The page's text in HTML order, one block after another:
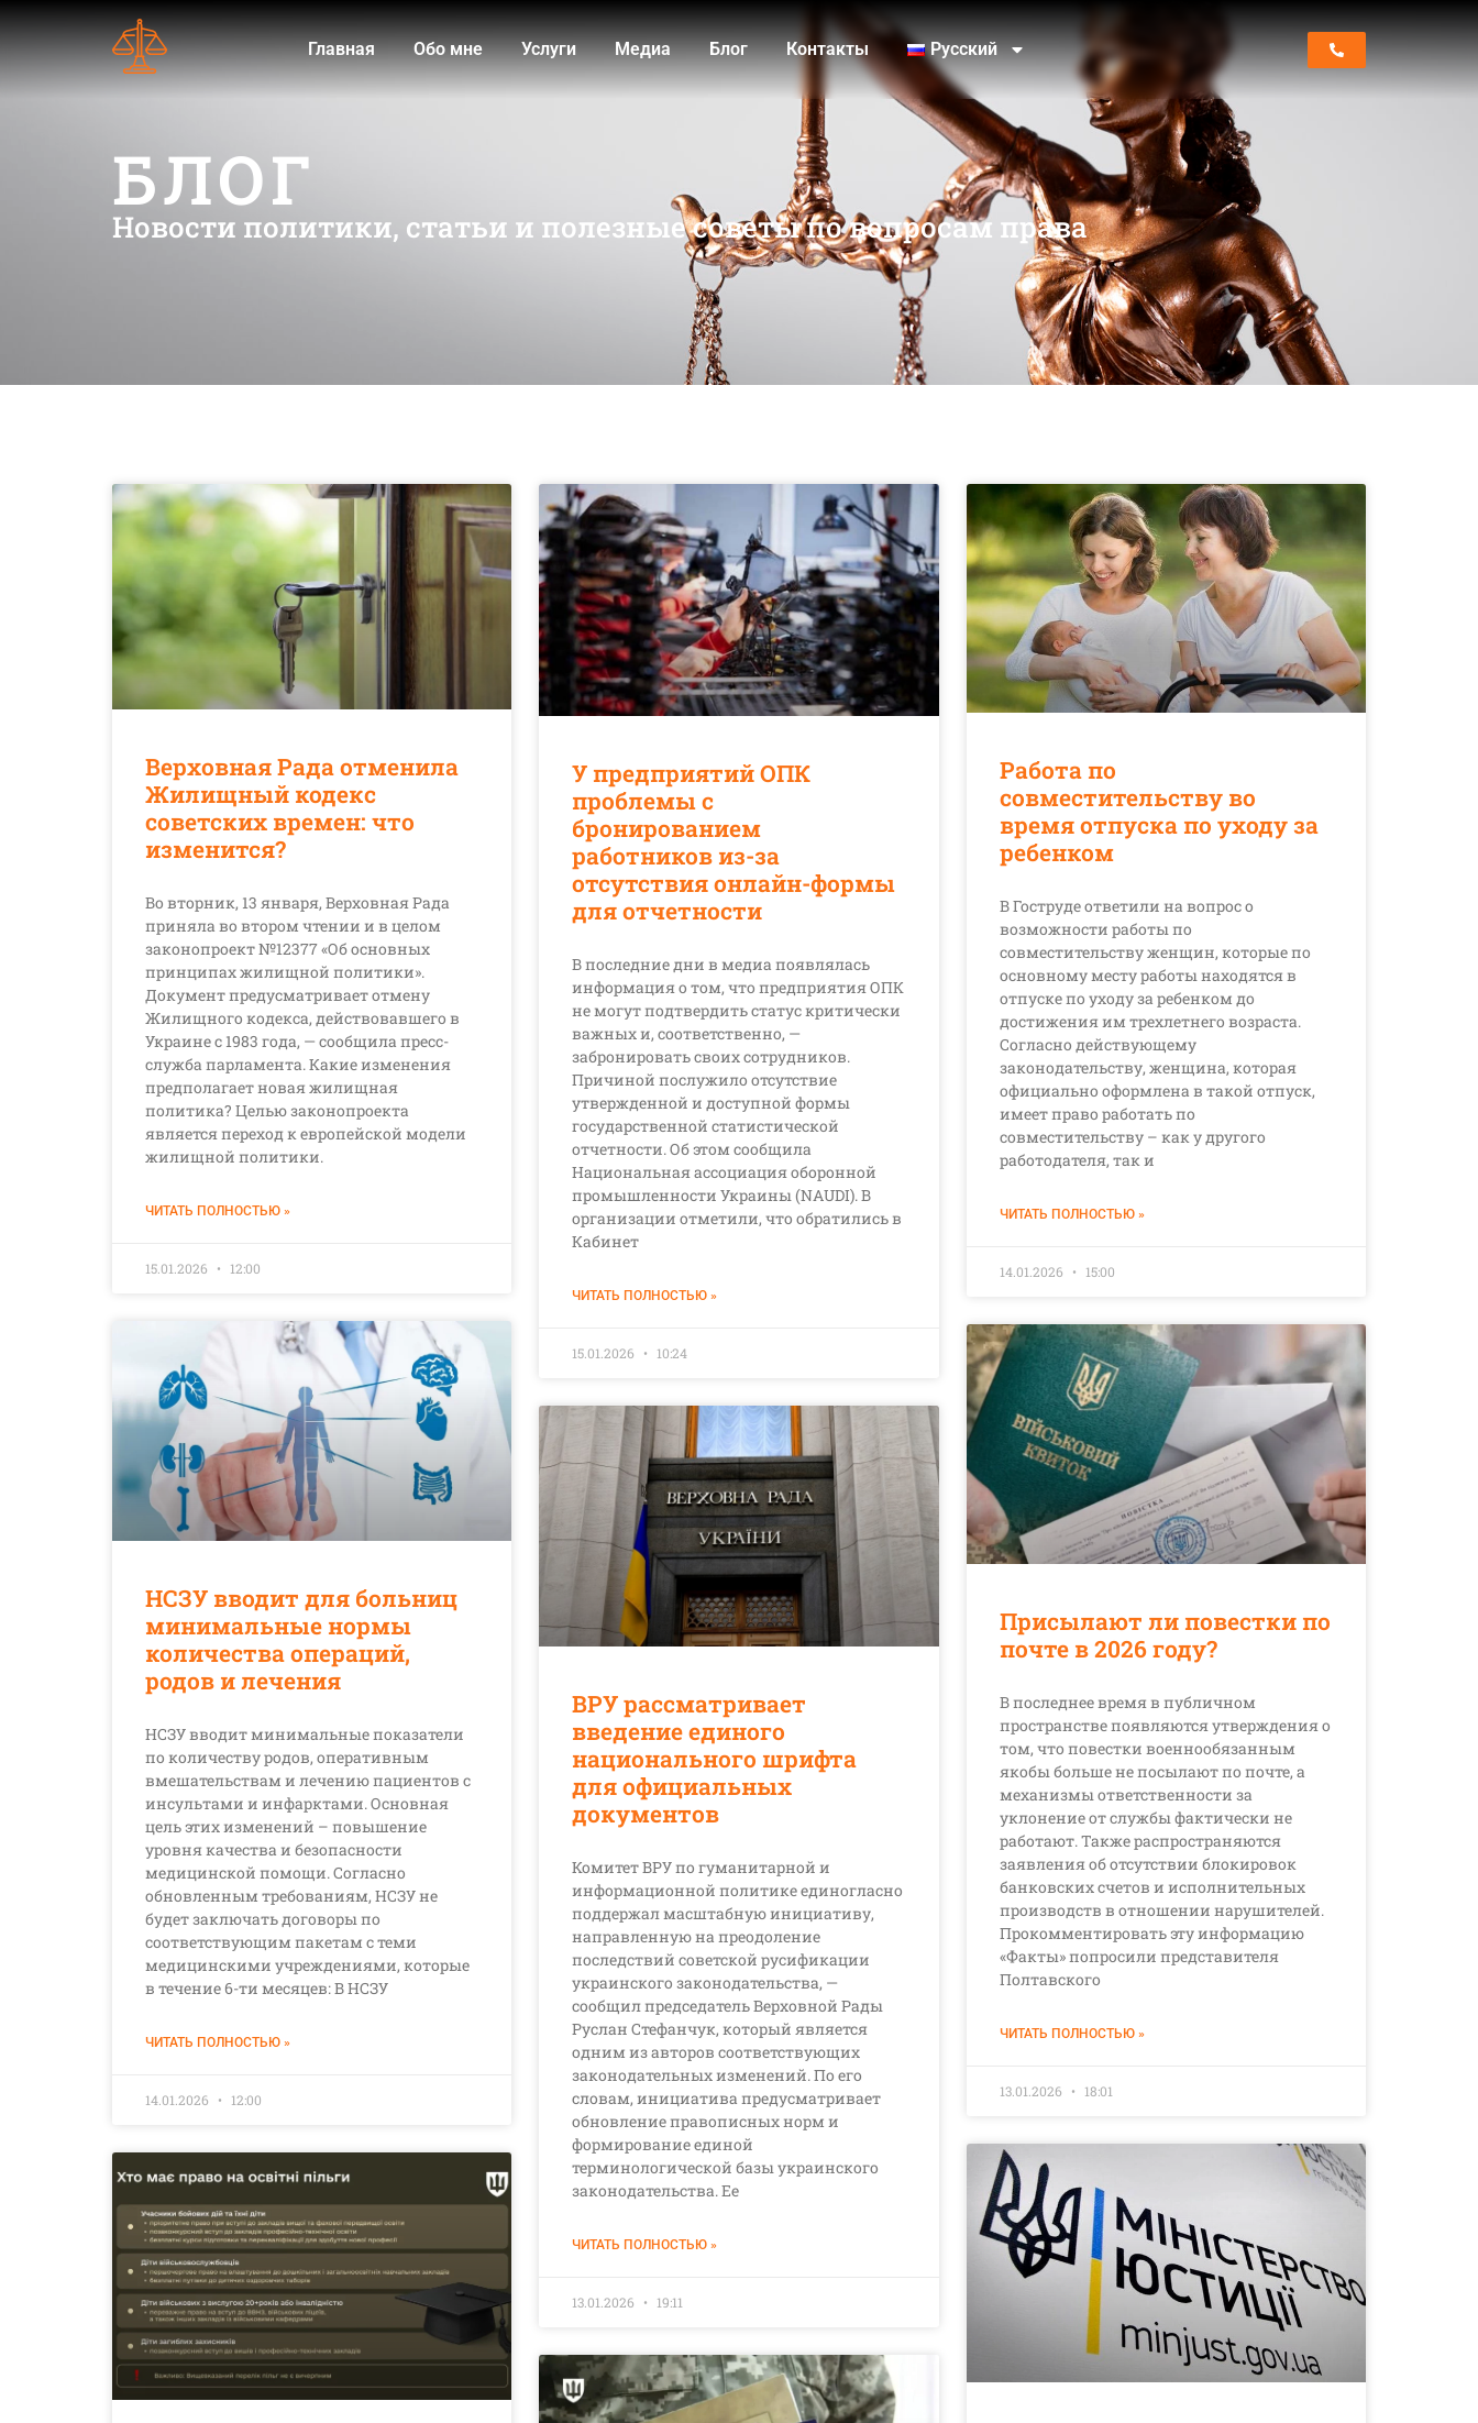
Главная Обо мне Услуги Медиа Блог Контакты Русский
БЛОГ
Новости политики, статьи и полезные советы по вопросам права
Верховная Рада отменила
Жилищный кодекс
советских времен: что
изменится?
Во вторник, 13 января, Верховная Рада
приняла во втором чтении и в целом
законопроект №12377 «Об основных
принципах жилищной политики».
Документ предусматривает отмену
Жилищного кодекса, действовавшего в
Украине с 1983 года, — сообщила пресс-
служба парламента. Какие изменения
предполагает новая жилищная
политика? Целью законопроекта
является переход к европейской модели
жилищной политики.
ЧИТАТЬ ПОЛНОСТЬЮ »
15.01.2026 12:00
У предприятий ОПК
проблемы с
бронированием
работников из-за
отсутствия онлайн-формы
для отчетности
В последние дни в медиа появлялась
информация о том, что предприятия ОПК
не могут подтвердить статус критически
важных и, соответственно, —
забронировать своих сотрудников.
Причиной послужило отсутствие
утвержденной и доступной формы
государственной статистической
отчетности. Об этом сообщила
Национальная ассоциация оборонной
промышленности Украины (NAUDI). В
организации отметили, что обратились в
Кабинет
ЧИТАТЬ ПОЛНОСТЬЮ »
15.01.2026 10:24
Работа по
совместительству во
время отпуска по уходу за
ребенком
В Гоструде ответили на вопрос о
возможности работы по
совместительству женщин, которые по
основному месту работы находятся в
отпуске по уходу за ребенком до
достижения им трехлетнего возраста.
Согласно действующему
законодательству, женщина, которая
официально оформлена в такой отпуск,
имеет право работать по
совместительству – как у другого
работодателя, так и
ЧИТАТЬ ПОЛНОСТЬЮ »
14.01.2026 15:00
НСЗУ вводит для больниц
минимальные нормы
количества операций,
родов и лечения
НСЗУ вводит минимальные показатели
по количеству родов, оперативным
вмешательствам и лечению пациентов с
инсультами и инфарктами. Основная
цель этих изменений – повышение
уровня качества и безопасности
медицинской помощи. Согласно
обновленным требованиям, НСЗУ не
будет заключать договоры по
соответствующим пакетам с теми
медицинскими учреждениями, которые
в течение 6-ти месяцев: В НСЗУ
ЧИТАТЬ ПОЛНОСТЬЮ »
14.01.2026 12:00
ВРУ рассматривает
введение единого
национального шрифта
для официальных
документов
Комитет ВРУ по гуманитарной и
информационной политике единогласно
поддержал масштабную инициативу,
направленную на преодоление
последствий советской русификации
украинского законодательства, —
сообщил председатель Верховной Рады
Руслан Стефанчук, который является
одним из авторов соответствующих
законодательных изменений. По его
словам, инициатива предусматривает
обновление правописных норм и
формирование единой
терминологической базы украинского
законодательства. Ее
ЧИТАТЬ ПОЛНОСТЬЮ »
13.01.2026 19:11
Присылают ли повестки по
почте в 2026 году?
В последнее время в публичном
пространстве появляются утверждения о
том, что повестки военнообязанным
якобы больше не посылают по почте, а
механизмы ответственности за
уклонение от службы фактически не
работают. Также распространяются
заявления об отсутствии блокировок
банковских счетов и исполнительных
производств в отношении нарушителей.
Прокомментировать эту информацию
«Факты» попросили представителя
Полтавского
ЧИТАТЬ ПОЛНОСТЬЮ »
13.01.2026 18:01